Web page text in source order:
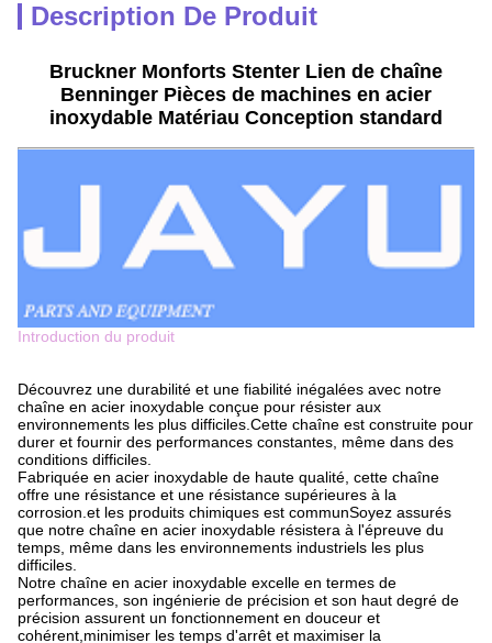
Description De Produit
Bruckner Monforts Stenter Lien de chaîne
Benninger Pièces de machines en acier
inoxydable Matériau Conception standard
Introduction du produit
Découvrez une durabilité et une fiabilité inégalées avec notre
chaîne en acier inoxydable conçue pour résister aux
environnements les plus difficiles.Cette chaîne est construite pour
durer et fournir des performances constantes, même dans des
conditions difficiles.
Fabriquée en acier inoxydable de haute qualité, cette chaîne
offre une résistance et une résistance supérieures à la
corrosion.et les produits chimiques est communSoyez assurés
que notre chaîne en acier inoxydable résistera à l'épreuve du
temps, même dans les environnements industriels les plus
difficiles.
Notre chaîne en acier inoxydable excelle en termes de
performances, son ingénierie de précision et son haut degré de
précision assurent un fonctionnement en douceur et
cohérent,minimiser les temps d'arrêt et maximiser la